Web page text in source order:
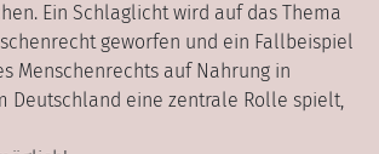
Ein Schlaglicht wird auf das Thema
geworfen und ein Fallbeispiel
Menschenrechts auf Nahrung in
Deutschland eine zentrale Rolle spielt,